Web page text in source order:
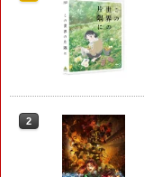
2
2